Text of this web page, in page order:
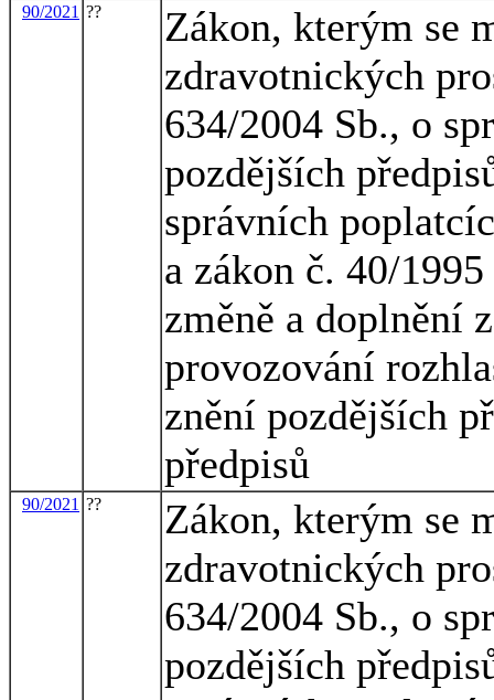
90/2021 ??
Zákon, kterým se
zdravotnických
634/2004 Sb., o
pozdějších
správních
a zákon č. 40/
změně a doplnění
provozování
znění pozdějších
předpisů
90/2021 ??
Zákon, kterým se
zdravotnických
634/2004 Sb., o
pozdějších